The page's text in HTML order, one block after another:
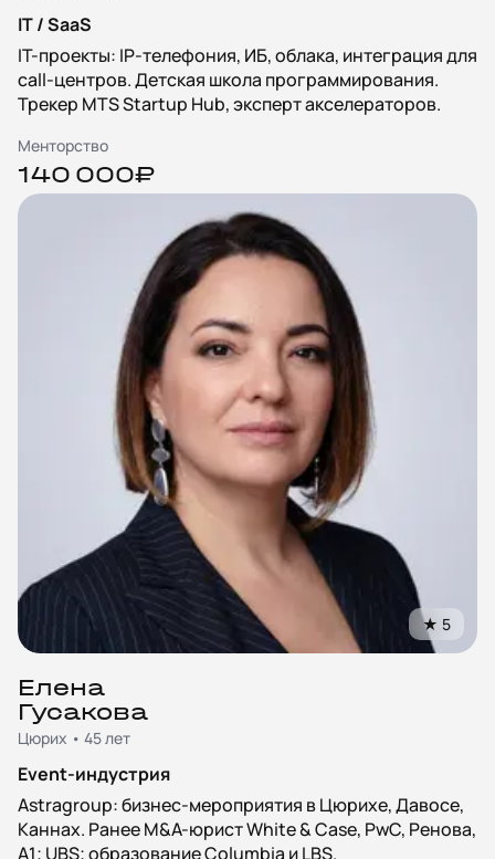
IT / SaaS
IT-проекты: IP-телефония, ИБ, облака, интеграция для
call-центров. Детская школа программирования.
Трекер MTS Startup Hub, эксперт акселераторов.
Менторство
140 000₽
★ 5
Елена
Гусакова
Цюрих • 45 лет
Event-индустрия
Astragroup: бизнес-мероприятия в Цюрихе, Давосе,
Каннах. Ранее M&A-юрист White & Case, PwC, Ренова,
А1; UBS; образование Columbia и LBS.